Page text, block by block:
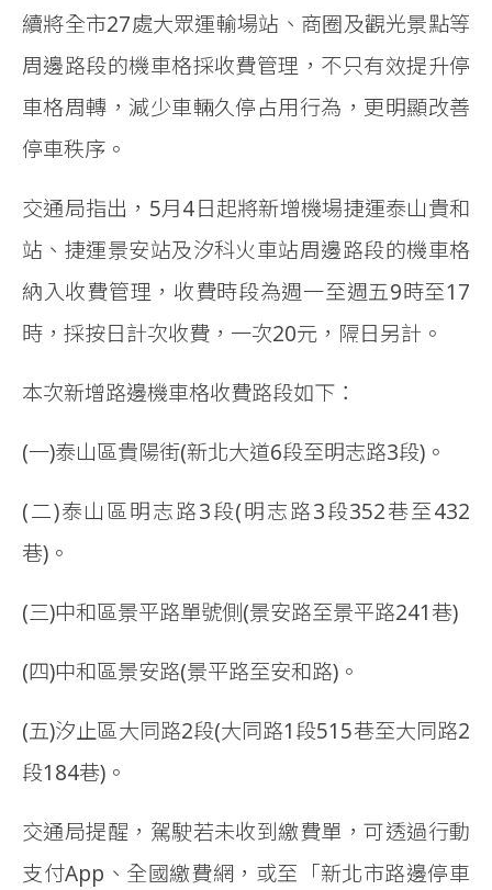
續將全市27處大眾運輸場站、商圈及觀光景點等
周邊路段的機車格採收費管理，不只有效提升停
車格周轉，減少車輛久停占用行為，更明顯改善
停車秩序。
交通局指出，5月4日起將新增機場捷運泰山貴和
站、捷運景安站及汐科火車站周邊路段的機車格
納入收費管理，收費時段為週一至週五9時至17
時，採按日計次收費，一次20元，隔日另計。
本次新增路邊機車格收費路段如下：
(一)泰山區貴陽街(新北大道6段至明志路3段)。
(二)泰山區明志路3段(明志路3段352巷至432
巷)。
(三)中和區景平路單號側(景安路至景平路241巷)
(四)中和區景安路(景平路至安和路)。
(五)汐止區大同路2段(大同路1段515巷至大同路2
段184巷)。
交通局提醒，駕駛若未收到繳費單，可透過行動
支付App、全國繳費網，或至「新北市路邊停車